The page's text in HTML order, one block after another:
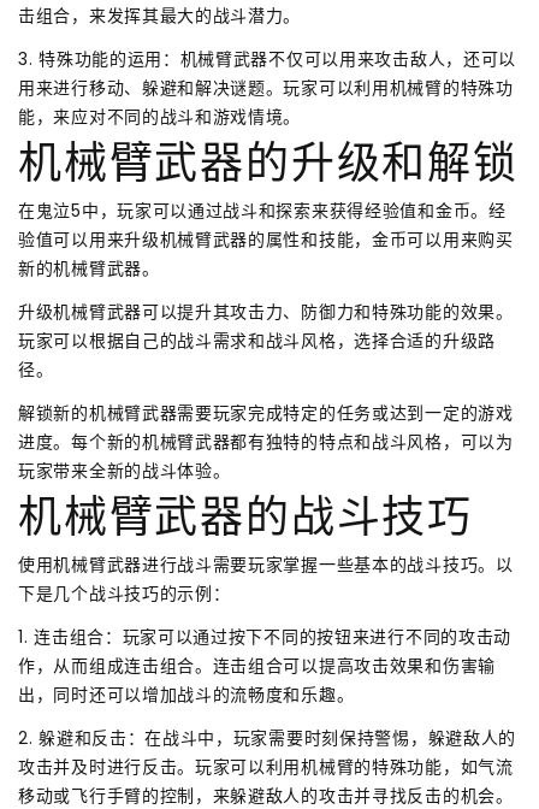
击组合，来发挥其最大的战斗潜力。
3. 特殊功能的运用：机械臂武器不仅可以用来攻击敌人，还可以
用来进行移动、躲避和解决谜题。玩家可以利用机械臂的特殊功
能，来应对不同的战斗和游戏情境。
机械臂武器的升级和解锁
在鬼泣5中，玩家可以通过战斗和探索来获得经验值和金币。经
验值可以用来升级机械臂武器的属性和技能，金币可以用来购买
新的机械臂武器。
升级机械臂武器可以提升其攻击力、防御力和特殊功能的效果。
玩家可以根据自己的战斗需求和战斗风格，选择合适的升级路
径。
解锁新的机械臂武器需要玩家完成特定的任务或达到一定的游戏
进度。每个新的机械臂武器都有独特的特点和战斗风格，可以为
玩家带来全新的战斗体验。
机械臂武器的战斗技巧
使用机械臂武器进行战斗需要玩家掌握一些基本的战斗技巧。以
下是几个战斗技巧的示例：
1. 连击组合：玩家可以通过按下不同的按钮来进行不同的攻击动
作，从而组成连击组合。连击组合可以提高攻击效果和伤害输
出，同时还可以增加战斗的流畅度和乐趣。
2. 躲避和反击：在战斗中，玩家需要时刻保持警惕，躲避敌人的
攻击并及时进行反击。玩家可以利用机械臂的特殊功能，如气流
移动或飞行手臂的控制，来躲避敌人的攻击并寻找反击的机会。